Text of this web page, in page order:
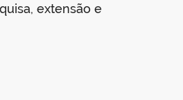
extensão e